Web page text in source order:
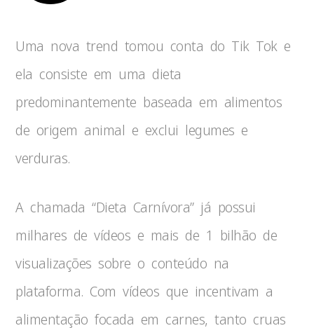
Uma nova trend tomou conta do Tik Tok e
ela consiste em uma dieta
predominantemente baseada em alimentos
de origem animal e exclui legumes e
verduras.
A chamada “Dieta Carnívora” já possui
milhares de vídeos e mais de 1 bilhão de
visualizações sobre o conteúdo na
plataforma. Com vídeos que incentivam a
alimentação focada em carnes, tanto cruas